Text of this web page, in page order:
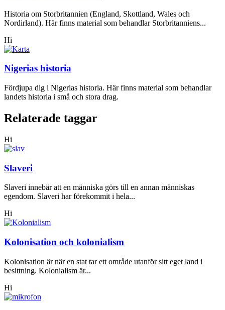
Historia om Storbritannien (England, Skottland, Wales och
Nordirland). Här finns material som behandlar Storbritanniens...
Hi
Nigerias historia
Fördjupa dig i Nigerias historia. Här finns material som behandlar
landets historia i små och stora drag.
Relaterade taggar
Hi
Slaveri
Slaveri innebär att en människa görs till en annan människas
egendom. Slaveri har förekommit i hela...
Hi
Kolonisation och kolonialism
Kolonisation är när en stat tar ett område utanför sitt eget land i
besittning. Kolonialism är...
Hi